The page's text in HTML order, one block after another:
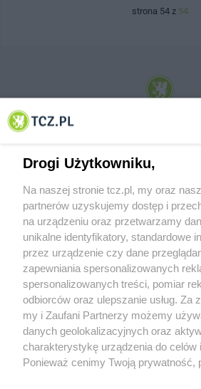
strona 54 z 54
© 2001-2026 Tczew - TCZ.PL Sp. z o.o.
O FIRMIE POLITYKA
REKLAMA WSPÓŁPRACA RSS
Nasze serwisy
Aktualności
Tcz24
Drogi Użytkowniku,
Na naszej stronie tcz.pl, my oraz
partnerów uzyskujemy dostęp i
na urządzeniu oraz przetwarzamy
unikalne identyfikatory, standardowe
przez urządzenie czy dane
zapewniania spersonalizowanych
spersonalizowanych treści, pomiar
odbiorców oraz ulepszanie usług. Za
my i Zaufani Partnerzy możemy
danych geolokalizacyjnych oraz
charakterystykę urządzenia do celów
Ponieważ cenimy Twoją prywatność,